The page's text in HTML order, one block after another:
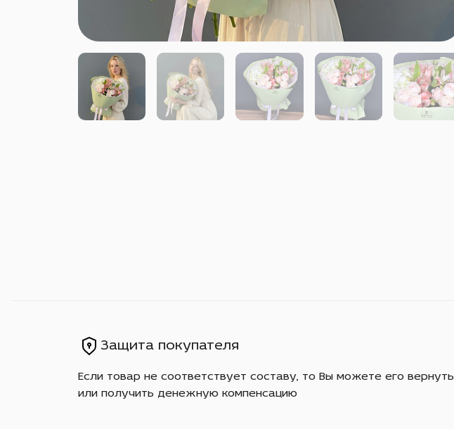
Защита покупателя
Если товар не соответствует составу, то Вы можете его вернуть
или получить денежную компенсацию